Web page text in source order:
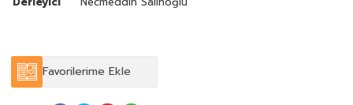
Favorilerime Ekle